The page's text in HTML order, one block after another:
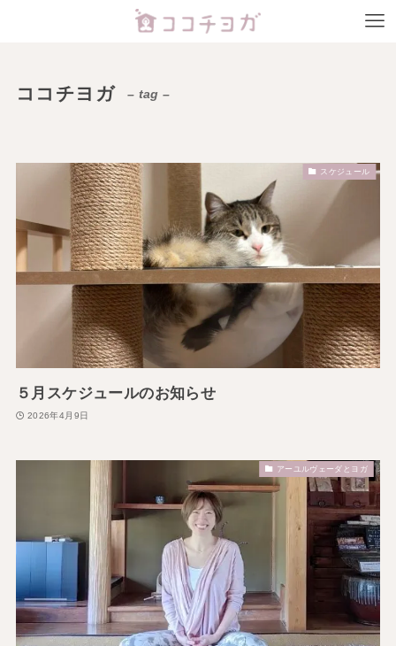
ココチヨガ – tag –
スケジュール
５月スケジュールのお知らせ
2026年4月9日
アーユルヴェーダとヨガ